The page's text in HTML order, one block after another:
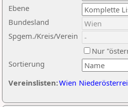
Ebene
Sortierung
Bundesland
Spgem./Kreis/Verein
Nur
Vereinslisten:Wien